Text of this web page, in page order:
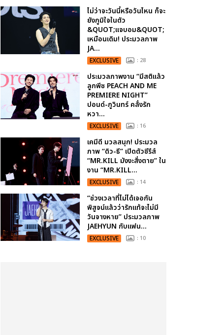
ไม่ว่าจะวันนี้หรือวันไหน ก็จะ
ยังภูมิใจในตัว
&QUOT;แจบอม&QUOT;
เหมือนเดิม! ประมวลภาพ
JA...
EXCLUSIVE : 28
ประมวลภาพงาน “มีสติแล้ว
ลูกพีช PEACH AND ME
PREMIERE NIGHT”
ปอนด์-ภูวินทร์ คลั่งรัก
หวา...
EXCLUSIVE : 16
เคมีดี มวลสนุก! ประมวล
ภาพ “ดิว-ธี” เปิดตัวซีรีส์
“MR.KILL มังงะสั่งตาย” ใน
งาน “MR.KILL...
EXCLUSIVE : 14
“ช่วงเวลาที่ไม่ได้เจอกัน
พิสูจน์แล้วว่ารักแท้จะไม่มี
วันจางหาย” ประมวลภาพ
JAEHYUN กับแฟน...
EXCLUSIVE : 10